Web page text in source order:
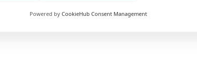
Powered by CookieHub Consent Management